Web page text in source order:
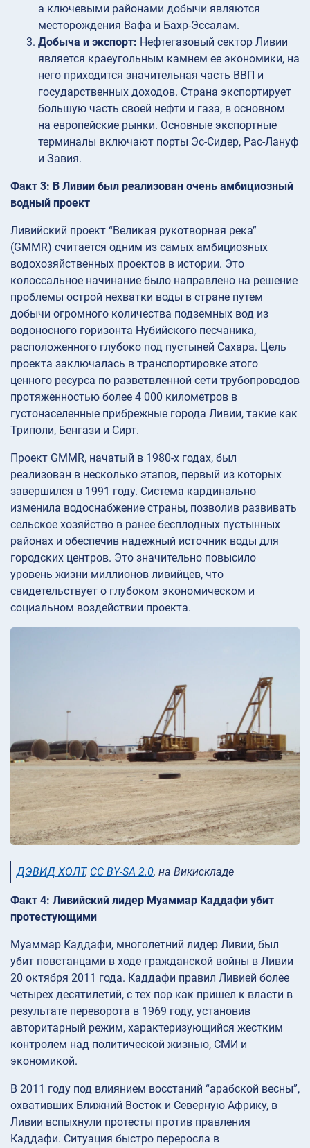
а ключевыми районами добычи являются
месторождения Вафа и Бахр-Эссалам.
Добыча и экспорт: Нефтегазовый сектор Ливии
является краеугольным камнем ее экономики, на
него приходится значительная часть ВВП и
государственных доходов. Страна экспортирует
большую часть своей нефти и газа, в основном
на европейские рынки. Основные экспортные
терминалы включают порты Эс-Сидер, Рас-Лануф
и Завия.
Факт 3: В Ливии был реализован очень амбициозный
водный проект
Ливийский проект “Великая рукотворная река”
(GMMR) считается одним из самых амбициозных
водохозяйственных проектов в истории. Это
колоссальное начинание было направлено на решение
проблемы острой нехватки воды в стране путем
добычи огромного количества подземных вод из
водоносного горизонта Нубийского песчаника,
расположенного глубоко под пустыней Сахара. Цель
проекта заключалась в транспортировке этого
ценного ресурса по разветвленной сети трубопроводов
протяженностью более 4 000 километров в
густонаселенные прибрежные города Ливии, такие как
Триполи, Бенгази и Сирт.
Проект GMMR, начатый в 1980-х годах, был
реализован в несколько этапов, первый из которых
завершился в 1991 году. Система кардинально
изменила водоснабжение страны, позволив развивать
сельское хозяйство в ранее бесплодных пустынных
районах и обеспечив надежный источник воды для
городских центров. Это значительно повысило
уровень жизни миллионов ливийцев, что
свидетельствует о глубоком экономическом и
социальном воздействии проекта.
ДЭВИД ХОЛТ, CC BY-SA 2.0, на Викискладе
Факт 4: Ливийский лидер Муаммар Каддафи убит
протестующими
Муаммар Каддафи, многолетний лидер Ливии, был
убит повстанцами в ходе гражданской войны в Ливии
20 октября 2011 года. Каддафи правил Ливией более
четырех десятилетий, с тех пор как пришел к власти в
результате переворота в 1969 году, установив
авторитарный режим, характеризующийся жестким
контролем над политической жизнью, СМИ и
экономикой.
В 2011 году под влиянием восстаний “арабской весны”,
охвативших Ближний Восток и Северную Африку, в
Ливии вспыхнули протесты против правления
Каддафи. Ситуация быстро переросла в